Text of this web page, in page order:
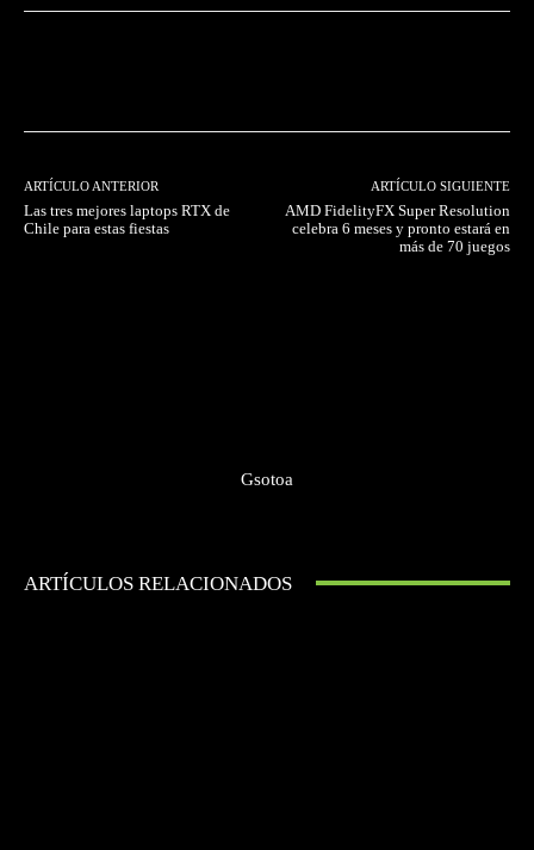
ARTÍCULO ANTERIOR
Las tres mejores laptops RTX de
Chile para estas fiestas
ARTÍCULO SIGUIENTE
AMD FidelityFX Super Resolution
celebra 6 meses y pronto estará en
más de 70 juegos
Gsotoa
ARTÍCULOS RELACIONADOS